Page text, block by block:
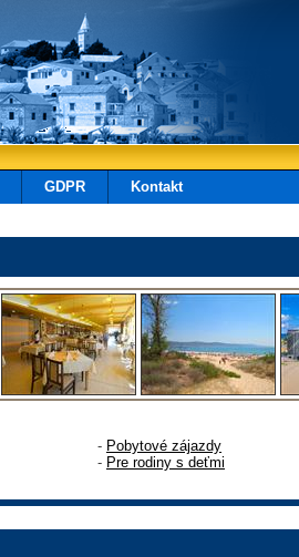
GDPR Kontakt
- Pobytové zájazdy
- Pre rodiny s deťmi